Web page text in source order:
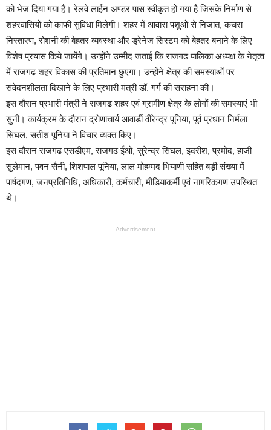
को भेज दिया गया है। रेलवे लाईन अण्डर पास स्वीकृत हो गया है जिसके निर्माण से
शहरवासियों को काफी सुविधा मिलेगी। शहर में आवारा पशुओं से निजात, कचरा
निस्तारण, रोशनी की बेहतर व्यवस्था और ड्रेनेज सिस्टम को बेहतर बनाने के लिए
विशेष प्रयास किये जायेंगे। उन्होंने उम्मीद जताई कि राजगढ पालिका अध्यक्ष के नेतृत्व
में राजगढ शहर विकास की प्रतिमान छुएगा। उन्होंने क्षेत्र की समस्याओं पर
संवेदनशीलता दिखाने के लिए प्रभारी मंत्री डॉ. गर्ग की सराहना की।
इस दौरान प्रभारी मंत्री ने राजगढ शहर एवं ग्रामीण क्षेत्र के लोगों की समस्याएं भी
सुनी। कार्यक्रम के दौरान द्रोणाचार्य आवार्डी वीरेन्द्र पूनिया, पूर्व प्रधान निर्मला
सिंघल, सतीश पूनिया ने विचार व्यक्त किए।
इस दौरान राजगढ एसडीएम, राजगढ ईओ, सुरेन्द्र सिंघल, इदरीश, प्रमोद, हाजी
सुलेमान, पवन सैनी, शिशपाल पूनिया, लाल मोहम्मद भियाणी सहित बड़ी संख्या में
पार्षदगण, जनप्रतिनिधि, अधिकारी, कर्मचारी, मीडियाकर्मी एवं नागरिकगण उपस्थित
थे।
Advertisement